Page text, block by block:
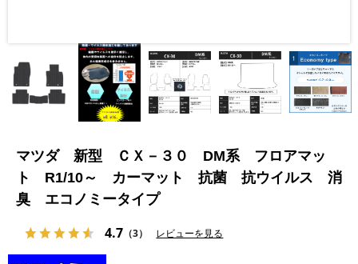
マツダ 新型 ＣＸ－３０ DM系 フロアマッ
ト R1/10～ カーマット 抗菌 抗ウイルス 消
臭 エコノミータイプ
4.7 （3） レビューを見る